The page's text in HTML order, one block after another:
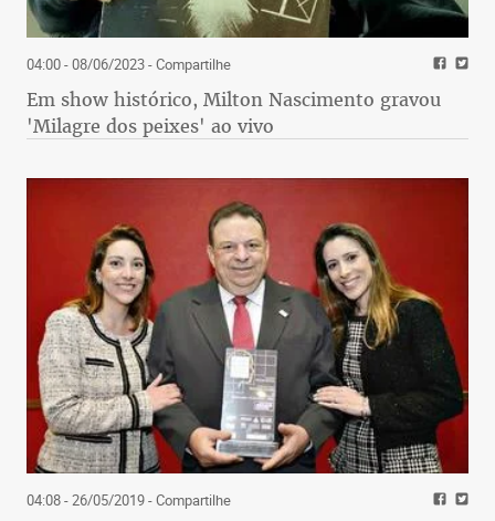
04:00 - 08/06/2023- Compartilhe
Em show histórico, Milton Nascimento gravou
'Milagre dos peixes' ao vivo
04:08 - 26/05/2019- Compartilhe